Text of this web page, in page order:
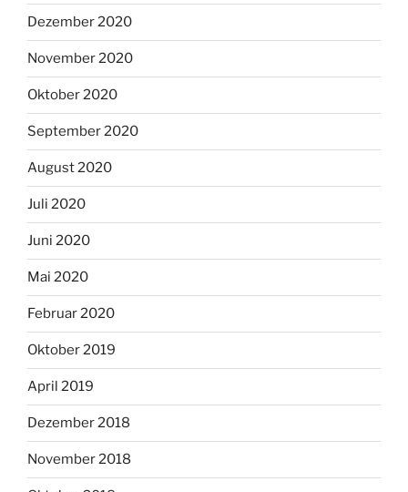
Dezember 2020
November 2020
Oktober 2020
September 2020
August 2020
Juli 2020
Juni 2020
Mai 2020
Februar 2020
Oktober 2019
April 2019
Dezember 2018
November 2018